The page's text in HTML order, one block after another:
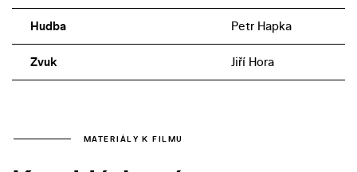
Hudba Petr Hapka
Zvuk Jiří Hora
MATERIÁLY K FILMU